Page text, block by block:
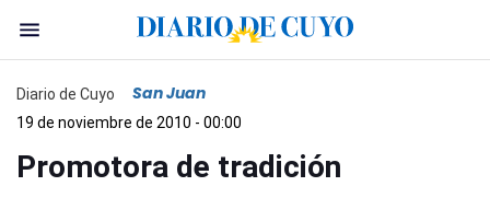
Diario de Cuyo San Juan
19 de noviembre de 2010 - 00:00
Promotora de tradición